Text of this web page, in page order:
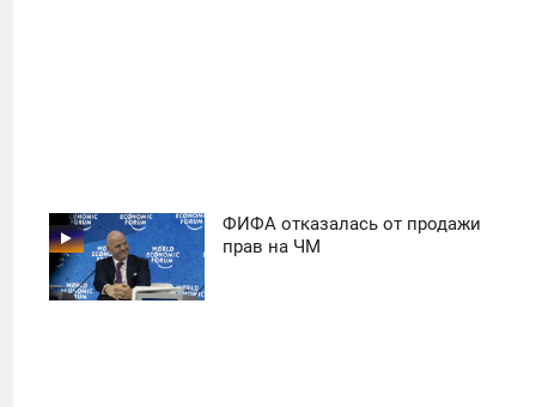
ФИФА отказалась от продажи
прав на ЧМ